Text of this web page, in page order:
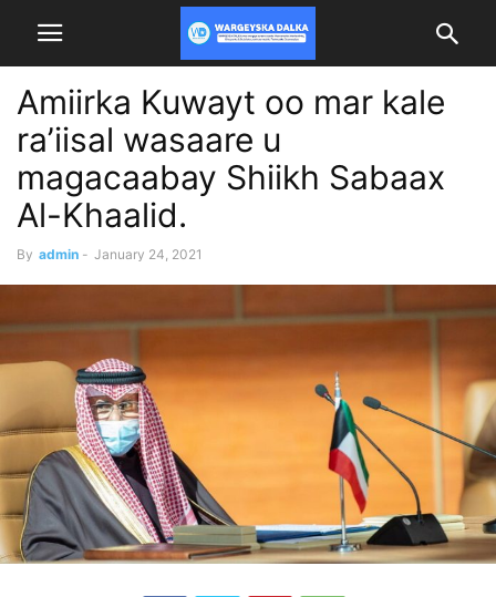
Amiirka Kuwayt oo mar kale
ra’iisal wasaare u
magacaabay Shiikh Sabaax
Al-Khaalid.
By admin - January 24, 2021